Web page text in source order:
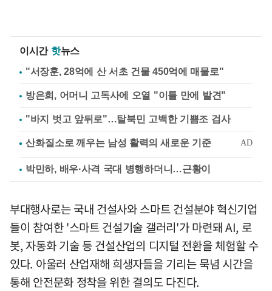
이시간 핫뉴스
"서장훈, 28억에 산 서초 건물 450억에 매물로"
방은희, 어머니 고독사에 오열 "이틀 만에 발견"
"바지 벗고 앞뒤로"…탈북민 고백한 기쁨조 검사
박민하, 배우·사격 국대 병행하더니…근황이
부대행사로는 국내 건설사와 스마트 건설분야 혁신기업
들이 참여한 '스마트 건설기술 갤러리'가 마련돼 AI, 로
봇, 자동화 기술 등 건설산업의 디지털 전환을 체험할 수
있다. 아울러 산업재해 희생자들을 기리는 묵념 시간을
통해 안전문화 정착을 위한 결의도 다진다.